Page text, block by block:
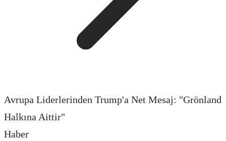
Avrupa Liderlerinden Trump'a Net Mesaj: "Grönland
Halkına Aittir"
Haber